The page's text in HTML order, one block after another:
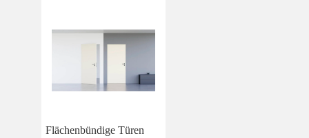
Flächenbündige Türen